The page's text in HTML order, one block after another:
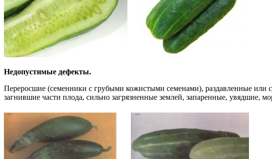
Недопустимые дефекты.
Переросшие (семенники с грубыми кожистыми семенами), раздавленные или
загнившие части плода, сильно загрязненные землей, запаренные,